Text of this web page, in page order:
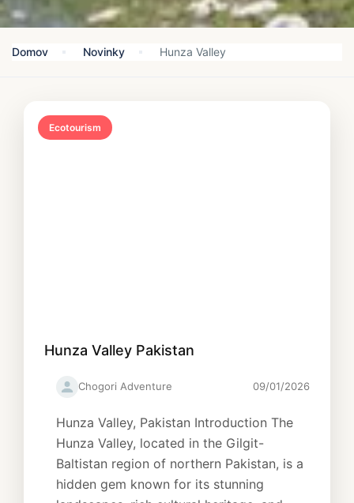
Domov Novinky Hunza Valley
Ecotourism
Hunza Valley Pakistan
Chogori Adventure 09/01/2026
Hunza Valley, Pakistan Introduction The
Hunza Valley, located in the Gilgit-
Baltistan region of northern Pakistan, is a
hidden gem known for its stunning